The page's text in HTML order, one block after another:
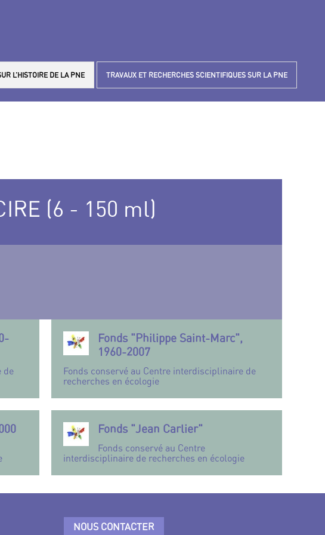
L’HISTOIRE DE LA PNE TRAVAUX ET RECHERCHES SCIENTIFIQUES SUR LA PNE
(6 - 150 ml)
de
Fonds "Philippe Saint-Marc",
1960-2007
Fonds conservé au Centre interdisciplinaire de
recherches en écologie
Fonds "Jean Carlier"
Fonds conservé au Centre
interdisciplinaire de recherches en écologie
NOUS CONTACTER